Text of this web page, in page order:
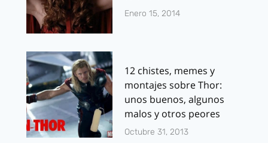
Enero 15, 2014
12 chistes, memes y
montajes sobre Thor:
unos buenos, algunos
malos y otros peores
Octubre 31, 2013